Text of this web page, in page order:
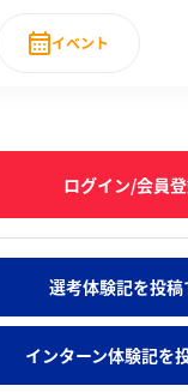
ンキング みんなの
タビュー
イベント
直近のイ
ログイン/会員
選考体験記を投稿
インターン体験記を